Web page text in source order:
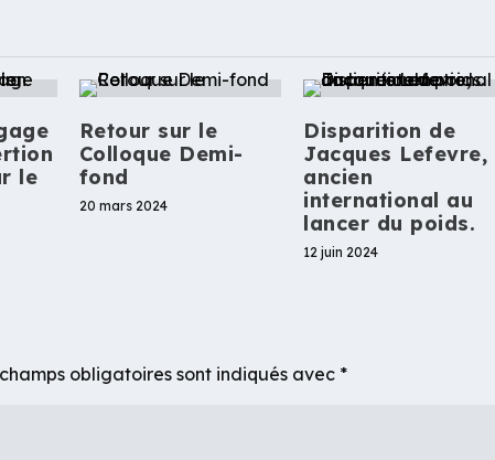
le
Retour sur le
Colloque Demi-
fond
20 mars 2024
Disparition de
Jacques Lefevre,
ancien
international au
lancer du poids.
12 juin 2024
obligatoires sont indiqués avec *